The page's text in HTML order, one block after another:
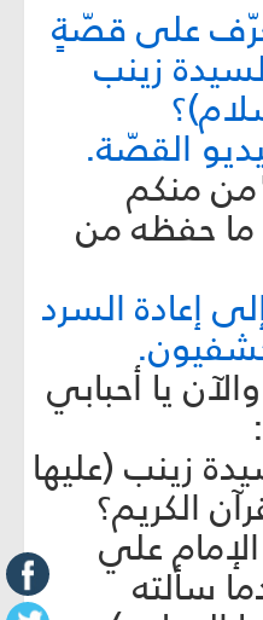
على قصّةٍ
زينب
القصّة.
منكم
ما حفظه من
إعادة السرد
يا أحبابي
زينب (عليها
الكريم؟
علي
سألته